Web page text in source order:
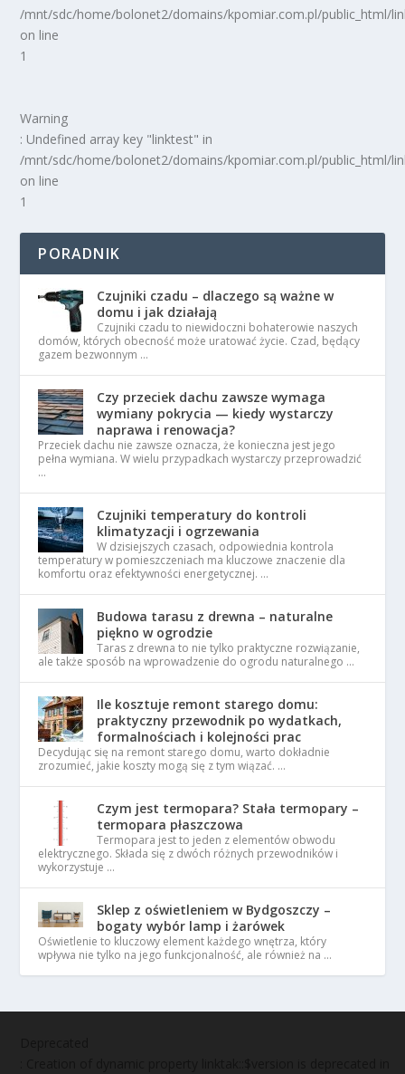
/mnt/sdc/home/bolonet2/domains/kpomiar.com.pl/public_html/
on line
1
Warning
: Undefined array key "linktest" in
/mnt/sdc/home/bolonet2/domains/kpomiar.com.pl/public_html/
on line
1
PORADNIK
Czujniki czadu – dlaczego są ważne w
domu i jak działają
Czujniki czadu to niewidoczni bohaterowie naszych
domów, których obecność może uratować życie. Czad, będący
gazem bezwonnym …
Czy przeciek dachu zawsze wymaga
wymiany pokrycia — kiedy wystarczy
naprawa i renowacja?
Przeciek dachu nie zawsze oznacza, że konieczna jest jego
pełna wymiana. W wielu przypadkach wystarczy przeprowadzić
…
Czujniki temperatury do kontroli
klimatyzacji i ogrzewania
W dzisiejszych czasach, odpowiednia kontrola
temperatury w pomieszczeniach ma kluczowe znaczenie dla
komfortu oraz efektywności energetycznej. …
Budowa tarasu z drewna – naturalne
piękno w ogrodzie
Taras z drewna to nie tylko praktyczne rozwiązanie,
ale także sposób na wprowadzenie do ogrodu naturalnego …
Ile kosztuje remont starego domu:
praktyczny przewodnik po wydatkach,
formalnościach i kolejności prac
Decydując się na remont starego domu, warto dokładnie
zrozumieć, jakie koszty mogą się z tym wiązać. …
Czym jest termopara? Stała termopary –
termopara płaszczowa
Termopara jest to jeden z elementów obwodu
elektrycznego. Składa się z dwóch różnych przewodników i
wykorzystuje …
Sklep z oświetleniem w Bydgoszczy –
bogaty wybór lamp i żarówek
Oświetlenie to kluczowy element każdego wnętrza, który
wpływa nie tylko na jego funkcjonalność, ale również na …